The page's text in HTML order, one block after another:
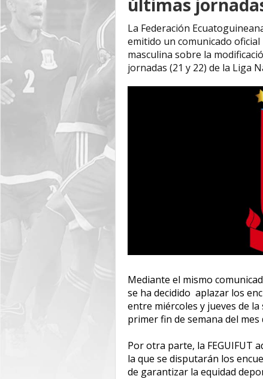
últimas
‎La Federación
emitido un comunicado
masculina sobre la
jornadas (21 y 22) de la Liga
Mediante el mismo
se ha decidido aplazar los
entre miércoles y jueves de
primer fin de semana del mes
‎Por otra parte, la FEGUIFUT
la que se disputarán los
de garantizar la equidad